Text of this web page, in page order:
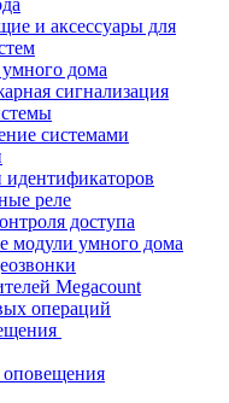
и аксессуары для
дома
сигнализация
системами
реле
доступа
модули умного дома
Megacount
операций
оповещения